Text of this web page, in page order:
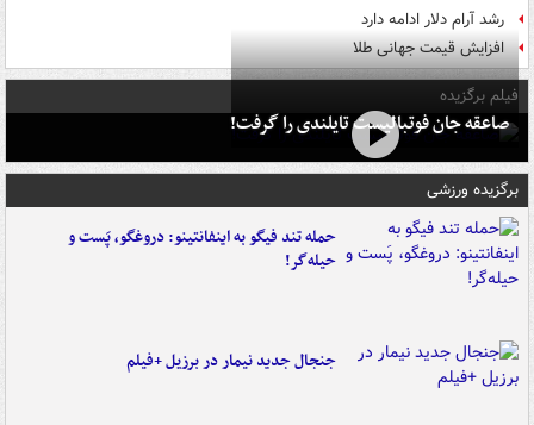
رشد آرام دلار ادامه دارد
افزایش قیمت جهانی طلا
فیلم برگزیده
صاعقه جان فوتبالیست تایلندی را گرفت!
برگزیده ورزشی
حمله تند فیگو به اینفانتینو: دروغگو، پَست‌ و
حیله‌گر!
جنجال جدید نیمار در برزیل +فیلم